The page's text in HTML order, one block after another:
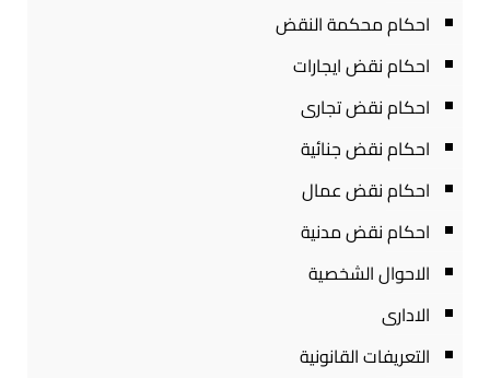
احكام محكمة النقض
احكام نقض ايجارات
احكام نقض تجارى
احكام نقض جنائية
احكام نقض عمال
احكام نقض مدنية
الاحوال الشخصية
الادارى
التعريفات القانونية